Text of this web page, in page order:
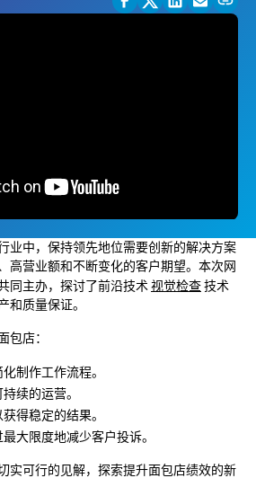
业中，保持领先地位需要创新的解决方案
高营业额和不断变化的客户期望。本次网
同主办，探讨了前沿技术 视觉检查技术
和质量保证。
包店：
制作工作流程。
续的运营。
获得稳定的结果。
大限度地减少客户投诉。
实可行的见解，探索提升面包店绩效的新